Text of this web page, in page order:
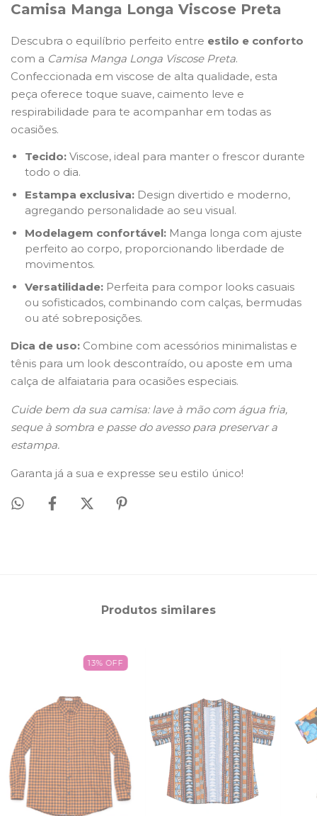
Camisa Manga Longa Viscose Preta
Descubra o equilíbrio perfeito entre estilo e conforto
com a Camisa Manga Longa Viscose Preta.
Confeccionada em viscose de alta qualidade, esta
peça oferece toque suave, caimento leve e
respirabilidade para te acompanhar em todas as
ocasiões.
Tecido: Viscose, ideal para manter o frescor durante
todo o dia.
Estampa exclusiva: Design divertido e moderno,
agregando personalidade ao seu visual.
Modelagem confortável: Manga longa com ajuste
perfeito ao corpo, proporcionando liberdade de
movimentos.
Versatilidade: Perfeita para compor looks casuais
ou sofisticados, combinando com calças, bermudas
ou até sobreposições.
Dica de uso: Combine com acessórios minimalistas e
tênis para um look descontraído, ou aposte em uma
calça de alfaiataria para ocasiões especiais.
Cuide bem da sua camisa: lave à mão com água fria,
seque à sombra e passe do avesso para preservar a
estampa.
Garanta já a sua e expresse seu estilo único!
Produtos similares
13%OFF